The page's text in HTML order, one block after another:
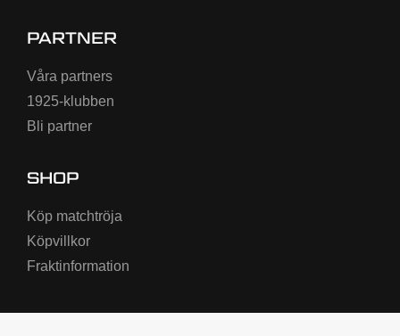
PARTNER
Våra partners
1925-klubben
Bli partner
SHOP
Köp matchtröja
Köpvillkor
Fraktinformation